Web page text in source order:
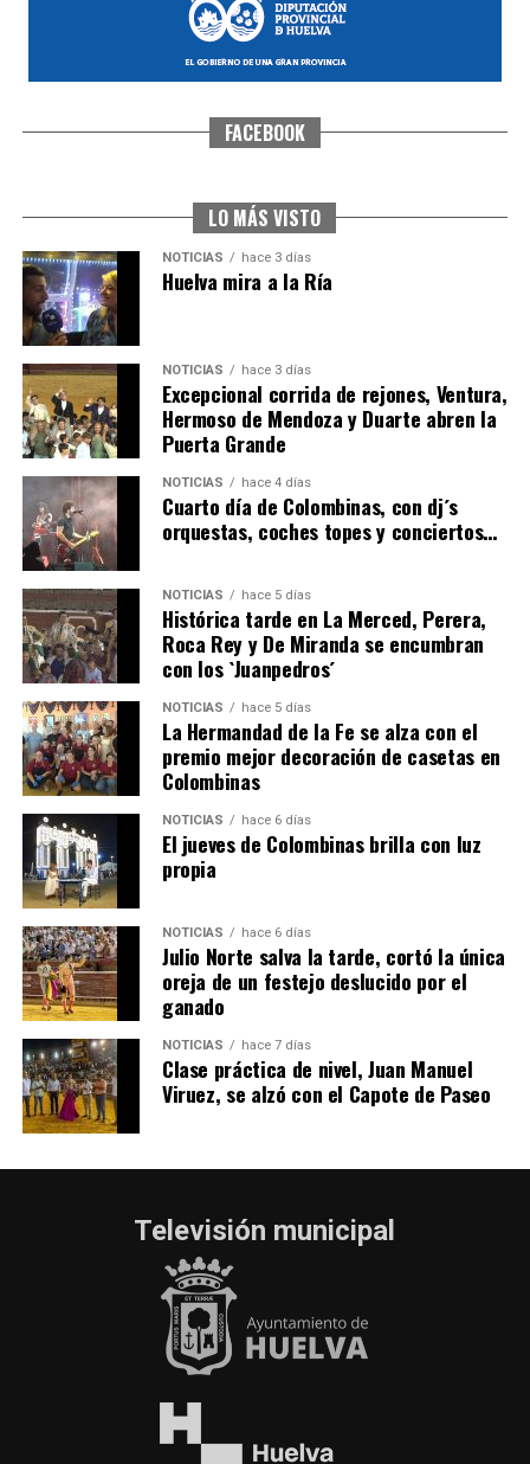
CUARTA CORRIDA DE LAS FIESTAS COLOMBINAS
4º DÍA DE LAS FIESTAS COLOMBINAS 2026
hace 4 días Huelvatv
SEXTA CORRIDA DE LAS FIESTAS COLOMBINAS
2026
hace 2 días· Huelvatv
FACEBOOK
LO MÁS VISTO
NOTICIAS hace 3 días
Huelva mira a la Ría
NOTICIAS hace 3 días
Excepcional corrida de rejones, Ventura,
Hermoso de Mendoza y Duarte abren la
Puerta Grande
NOTICIAS hace 4 días
Cuarto día de Colombinas, con dj´s
orquestas, coches topes y conciertos…
NOTICIAS hace 5 días
Histórica tarde en La Merced, Perera,
Roca Rey y De Miranda se encumbran
con los `Juanpedros´
NOTICIAS hace 5 días
La Hermandad de la Fe se alza con el
premio mejor decoración de casetas en
Colombinas
NOTICIAS hace 6 días
El jueves de Colombinas brilla con luz
propia
NOTICIAS hace 6 días
Julio Norte salva la tarde, cortó la única
oreja de un festejo deslucido por el
ganado
NOTICIAS hace 7 días
Clase práctica de nivel, Juan Manuel
Viruez, se alzó con el Capote de Paseo
Televisión municipal